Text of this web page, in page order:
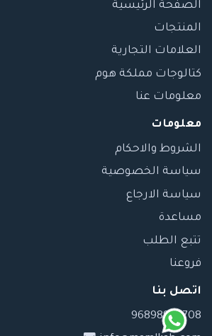
الصفحة الرئيسية
المنتجات
العلامات التجارية
كتالوجات مملكة هوم
معلومات عنا
معلومات
الشروط والاحكام
سياسة الخصوصية
سياسة الارجاع
مساعدة
تتبع الطلب
فروعنا
اتصل بنا
96898989708